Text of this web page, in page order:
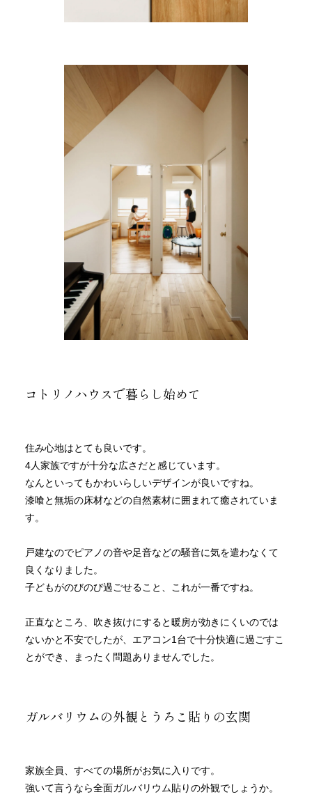
コトリノハウスで暮らし始めて
住み心地はとても良いです。
4人家族ですが十分な広さだと感じています。
なんといってもかわいらしいデザインが良いですね。
漆喰と無垢の床材などの自然素材に囲まれて癒されていま
す。
戸建なのでピアノの音や足音などの騒音に気を遣わなくて
良くなりました。
子どもがのびのび過ごせること、これが一番ですね。
正直なところ、吹き抜けにすると暖房が効きにくいのでは
ないかと不安でしたが、エアコン1台で十分快適に過ごすこ
とができ、まったく問題ありませんでした。
ガルバリウムの外観とうろこ貼りの玄関
家族全員、すべての場所がお気に入りです。
強いて言うなら全面ガルバリウム貼りの外観でしょうか。